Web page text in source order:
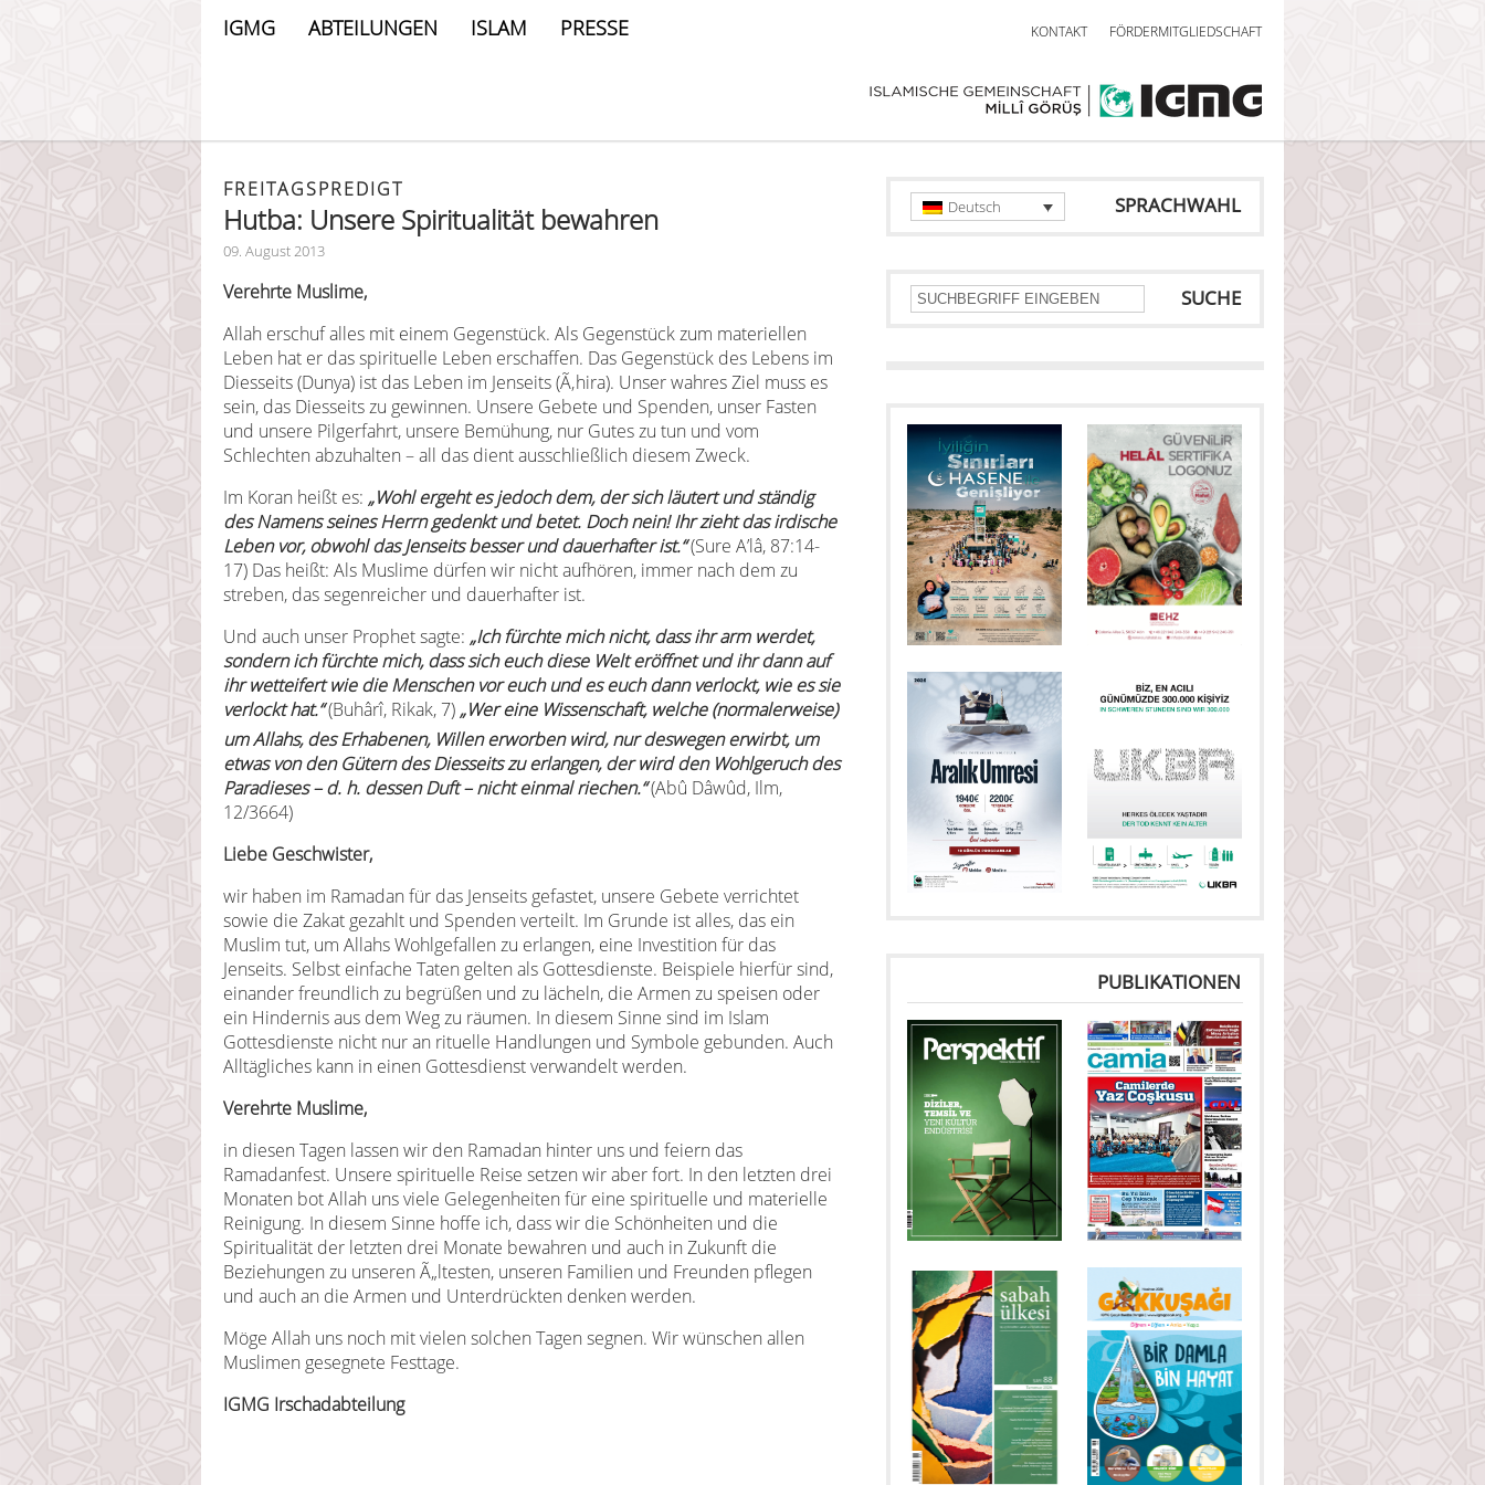
IGMG ABTEILUNGEN ISLAM PRESSE KONTAKT FÖRDERMITGLIEDSCHAFT
FREITAGSPREDIGT
Hutba: Unsere Spiritualität bewahren
09. August 2013
Verehrte Muslime,
Allah erschuf alles mit einem Gegenstück. Als Gegenstück zum materiellen
Leben hat er das spirituelle Leben erschaffen. Das Gegenstück des Lebens im
Diesseits (Dunya) ist das Leben im Jenseits (Ã‚hira). Unser wahres Ziel muss es
sein, das Diesseits zu gewinnen. Unsere Gebete und Spenden, unser Fasten
und unsere Pilgerfahrt, unsere Bemühung, nur Gutes zu tun und vom
Schlechten abzuhalten – all das dient ausschließlich diesem Zweck.
Im Koran heißt es: „Wohl ergeht es jedoch dem, der sich läutert und ständig
des Namens seines Herrn gedenkt und betet. Doch nein! Ihr zieht das irdische
Leben vor, obwohl das Jenseits besser und dauerhafter ist.“(Sure A’lâ, 87:14-
17) Das heißt: Als Muslime dürfen wir nicht aufhören, immer nach dem zu
streben, das segenreicher und dauerhafter ist.
Und auch unser Prophet sagte: „Ich fürchte mich nicht, dass ihr arm werdet,
sondern ich fürchte mich, dass sich euch diese Welt eröffnet und ihr dann auf
ihr wetteifert wie die Menschen vor euch und es euch dann verlockt, wie es sie
verlockt hat.“(Buhârî, Rikak, 7) „Wer eine Wissenschaft, welche (normalerweise)
um Allahs, des Erhabenen, Willen erworben wird, nur deswegen erwirbt, um
etwas von den Gütern des Diesseits zu erlangen, der wird den Wohlgeruch des
Paradieses – d. h. dessen Duft – nicht einmal riechen.“(Abû Dâwûd, Ilm,
12/3664)
Liebe Geschwister,
wir haben im Ramadan für das Jenseits gefastet, unsere Gebete verrichtet
sowie die Zakat gezahlt und Spenden verteilt. Im Grunde ist alles, das ein
Muslim tut, um Allahs Wohlgefallen zu erlangen, eine Investition für das
Jenseits. Selbst einfache Taten gelten als Gottesdienste. Beispiele hierfür sind,
einander freundlich zu begrüßen und zu lächeln, die Armen zu speisen oder
ein Hindernis aus dem Weg zu räumen. In diesem Sinne sind im Islam
Gottesdienste nicht nur an rituelle Handlungen und Symbole gebunden. Auch
Alltägliches kann in einen Gottesdienst verwandelt werden.
Verehrte Muslime,
in diesen Tagen lassen wir den Ramadan hinter uns und feiern das
Ramadanfest. Unsere spirituelle Reise setzen wir aber fort. In den letzten drei
Monaten bot Allah uns viele Gelegenheiten für eine spirituelle und materielle
Reinigung. In diesem Sinne hoffe ich, dass wir die Schönheiten und die
Spiritualität der letzten drei Monate bewahren und auch in Zukunft die
Beziehungen zu unseren Ã„ltesten, unseren Familien und Freunden pflegen
und auch an die Armen und Unterdrückten denken werden.
Möge Allah uns noch mit vielen solchen Tagen segnen. Wir wünschen allen
Muslimen gesegnete Festtage.
IGMG Irschadabteilung
SPRACHWAHL
Deutsch
SUCHE
PUBLIKATIONEN